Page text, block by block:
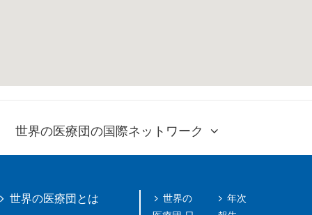
世界の医療団の国際ネットワーク
世界の医療団とは
世界の
年次